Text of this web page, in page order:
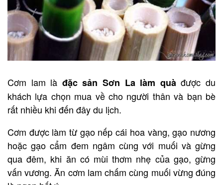
Cơm lam là đặc sản Sơn La làm quà được du
khách lựa chọn mua về cho người thân và bạn bè
rất nhiều khi đến đây du lịch.
Cơm được làm từ gạo nếp cái hoa vàng, gạo nương
hoặc gạo cẩm đem ngâm cùng với muối và gừng
qua đêm, khi ăn có mùi thơm nhẹ của gạo, gừng
vấn vương. Ăn cơm lam chấm cùng muối vừng đúng